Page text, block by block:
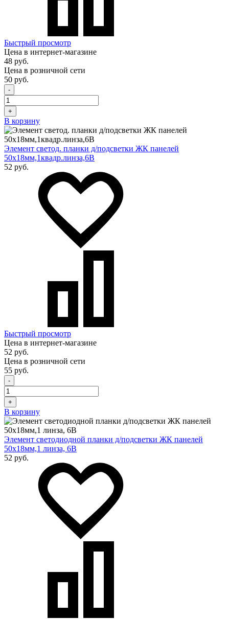
Быстрый просмотр
Цена в интернет-магазине
48 руб.
Цена в розничной сети
50 руб.
-
+
В корзину
Элемент светод. планки д/подсветки ЖК панелей
50х18мм,1квадр.линза,6В
52 руб.
Быстрый просмотр
Цена в интернет-магазине
52 руб.
Цена в розничной сети
55 руб.
-
+
В корзину
Элемент светодиодной планки д/подсветки ЖК панелей
50х18мм,1 линза, 6В
52 руб.